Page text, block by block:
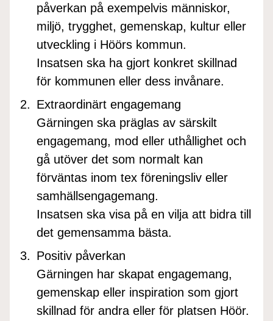
påverkan på exempelvis människor,
miljö, trygghet, gemenskap, kultur eller
utveckling i Höörs kommun.
Insatsen ska ha gjort konkret skillnad
för kommunen eller dess invånare.
Extraordinärt engagemang
Gärningen ska präglas av särskilt
engagemang, mod eller uthållighet och
gå utöver det som normalt kan
förväntas inom tex föreningsliv eller
samhällsengagemang.
Insatsen ska visa på en vilja att bidra till
det gemensamma bästa.
Positiv påverkan
Gärningen har skapat engagemang,
gemenskap eller inspiration som gjort
skillnad för andra eller för platsen Höör.